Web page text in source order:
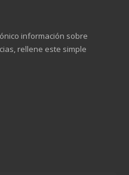
información sobre
rellene este simple